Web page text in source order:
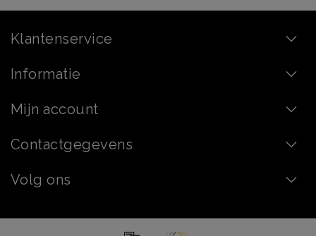
Klantenservice
Informatie
Mijn account
Contactgegevens
Volg ons